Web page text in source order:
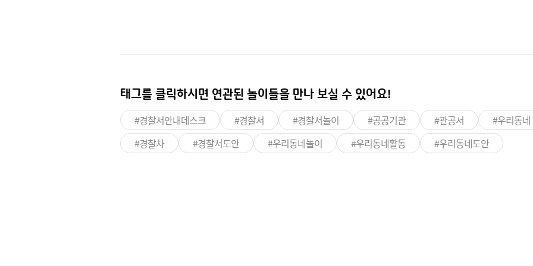
태그를 클릭하시면 연관된 놀이들을 만나 보실 수 있어요!
#경찰서안내데스크 #경찰서 #경찰서놀이 #공공기관 #관공서 #우리동네
#경찰차
#경찰서도안 #우리동네놀이 #우리동네활동 #우리동네도안